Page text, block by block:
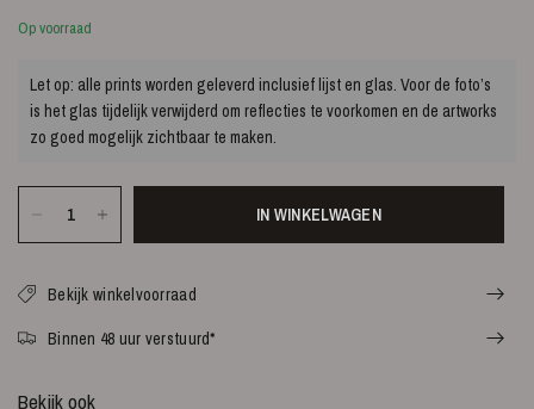
Op voorraad
Let op: alle prints worden geleverd inclusief lijst en glas. Voor de foto’s
is het glas tijdelijk verwijderd om reflecties te voorkomen en de artworks
zo goed mogelijk zichtbaar te maken.
IN WINKELWAGEN
Bekijk winkelvoorraad
Binnen 48 uur verstuurd*
Bekijk ook